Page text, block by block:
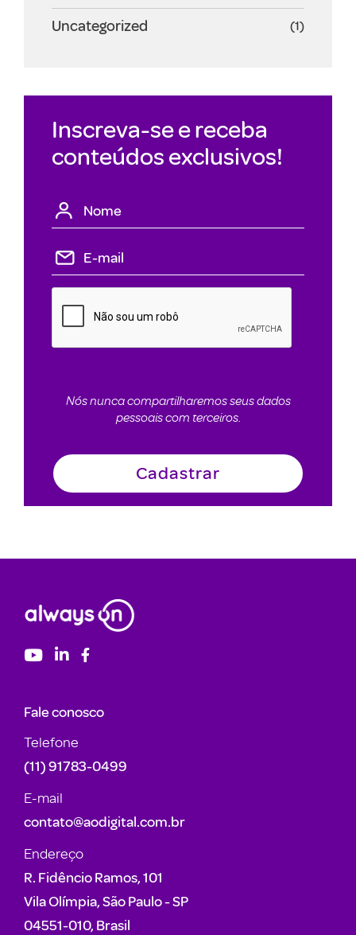
Uncategorized (1)
Inscreva-se e receba
conteúdos exclusivos!
Nós nunca compartilharemos seus dados
pessoais com terceiros.
Fale conosco
Telefone
(11) 91783-0499
E-mail
contato@aodigital.com.br
Endereço
R. Fidêncio Ramos, 101
Vila Olímpia, São Paulo - SP
04551-010, Brasil